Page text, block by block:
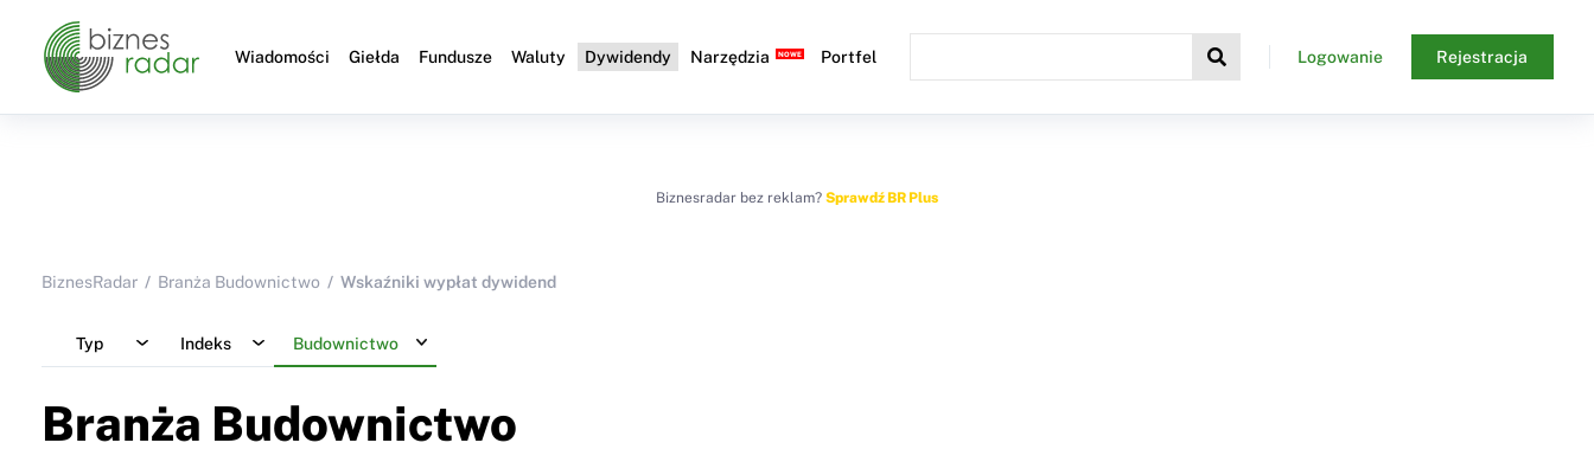
Wiadomości Giełda Fundusze Waluty Dywidendy Narzędzia Portfel Logowanie Rejestracja
Biznesradar bez reklam? Sprawdź BR Plus
BiznesRadar Branża Budownictwo Wskaźniki wypłat dywidend
Typ Indeks Budownictwo
Branża Budownictwo